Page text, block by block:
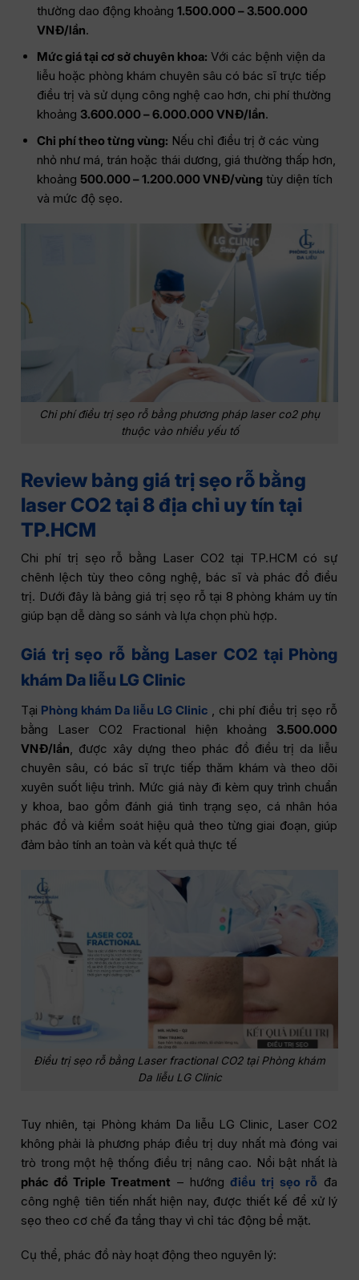
thường dao động khoảng 1.500.000 – 3.500.000
VNĐ/lần.
Mức giá tại cơ sở chuyên khoa: Với các bệnh viện da
liễu hoặc phòng khám chuyên sâu có bác sĩ trực tiếp
điều trị và sử dụng công nghệ cao hơn, chi phí thường
khoảng 3.600.000 – 6.000.000 VNĐ/lần.
Chi phí theo từng vùng: Nếu chỉ điều trị ở các vùng
nhỏ như má, trán hoặc thái dương, giá thường thấp hơn,
khoảng 500.000 – 1.200.000 VNĐ/vùng tùy diện tích
và mức độ sẹo.
Chi phí điều trị sẹo rỗ bằng phương pháp laser co2 phụ
thuộc vào nhiều yếu tố
Review bảng giá trị sẹo rỗ bằng
laser CO2 tại 8 địa chỉ uy tín tại
TP.HCM
Chi phí trị sẹo rỗ bằng Laser CO2 tại TP.HCM có sự
chênh lệch tùy theo công nghệ, bác sĩ và phác đồ điều
trị. Dưới đây là bảng giá trị sẹo rỗ tại 8 phòng khám uy tín
giúp bạn dễ dàng so sánh và lựa chọn phù hợp.
Giá trị sẹo rỗ bằng Laser CO2 tại Phòng
khám Da liễu LG Clinic
Tại Phòng khám Da liễu LG Clinic , chi phí điều trị sẹo rỗ
bằng Laser CO2 Fractional hiện khoảng 3.500.000
VNĐ/lần, được xây dựng theo phác đồ điều trị da liễu
chuyên sâu, có bác sĩ trực tiếp thăm khám và theo dõi
xuyên suốt liệu trình. Mức giá này đi kèm quy trình chuẩn
y khoa, bao gồm đánh giá tình trạng sẹo, cá nhân hóa
phác đồ và kiểm soát hiệu quả theo từng giai đoạn, giúp
đảm bảo tính an toàn và kết quả thực tế
Điều trị sẹo rỗ bằng Laser fractional CO2 tại Phòng khám
Da liễu LG Clinic
Tuy nhiên, tại Phòng khám Da liễu LG Clinic, Laser CO2
không phải là phương pháp điều trị duy nhất mà đóng vai
trò trong một hệ thống điều trị nâng cao. Nổi bật nhất là
phác đồ Triple Treatment – hướngđiều trị sẹo rỗ đa
công nghệ tiên tiến nhất hiện nay, được thiết kế để xử lý
sẹo theo cơ chế đa tầng thay vì chỉ tác động bề mặt.
Cụ thể, phác đồ này hoạt động theo nguyên lý: